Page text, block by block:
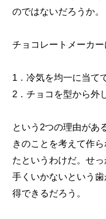
のではないだろうか。
チョコレートメーカー
1．冷気を均一に当て
2．チョコを型から外
という2つの理由があ
きのことを考えて作
たというわけだ。せ
手くいかないという
得できるだろう。